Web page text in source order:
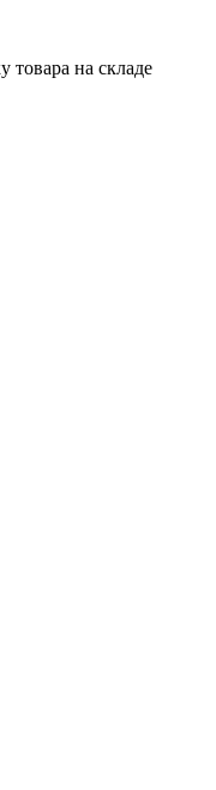
товара на складе